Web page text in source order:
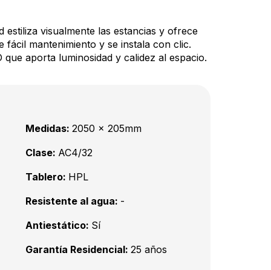
estiliza visualmente las estancias y ofrece
fácil mantenimiento y se instala con clic.
que aporta luminosidad y calidez al espacio.
Medidas: 2050 x 205mm
Clase: AC4/32
Tablero: HPL
Resistente al agua: -
Antiestático: Sí
Garantía Residencial: 25 años